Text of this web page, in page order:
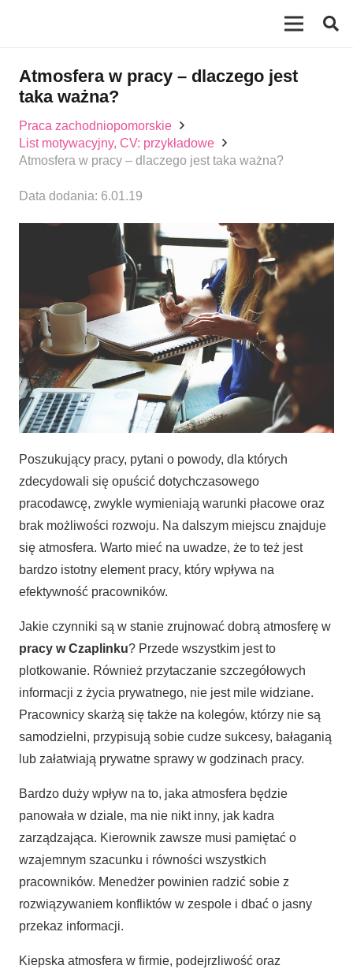
Atmosfera w pracy – dlaczego jest
taka ważna?
Praca zachodniopomorskie
List motywacyjny, CV: przykładowe
Atmosfera w pracy – dlaczego jest taka ważna?
Data dodania: 6.01.19
Poszukujący pracy, pytani o powody, dla których
zdecydowali się opuścić dotychczasowego
pracodawcę, zwykle wymieniają warunki płacowe oraz
brak możliwości rozwoju. Na dalszym miejscu znajduje
się atmosfera. Warto mieć na uwadze, że to też jest
bardzo istotny element pracy, który wpływa na
efektywność pracowników.
Jakie czynniki są w stanie zrujnować dobrą atmosferę w
pracy w Czaplinku? Przede wszystkim jest to
plotkowanie. Również przytaczanie szczegółowych
informacji z życia prywatnego, nie jest mile widziane.
Pracownicy skarżą się także na kolegów, którzy nie są
samodzielni, przypisują sobie cudze sukcesy, bałaganią
lub załatwiają prywatne sprawy w godzinach pracy.
Bardzo duży wpływ na to, jaka atmosfera będzie
panowała w dziale, ma nie nikt inny, jak kadra
zarządzająca. Kierownik zawsze musi pamiętać o
wzajemnym szacunku i równości wszystkich
pracowników. Menedżer powinien radzić sobie z
rozwiązywaniem konfliktów w zespole i dbać o jasny
przekaz informacji.
Kiepska atmosfera w firmie, podejrzliwość oraz